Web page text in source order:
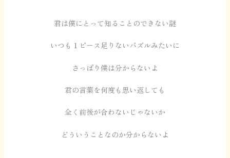
君は僕にとって知ることのできない謎
いつも１ピース足りないパズルみたいに
さっぱり僕は分からないよ
君の言葉を何度も思い返しても
全く前後が合わないじゃないか
どういうことなのか分からないよ